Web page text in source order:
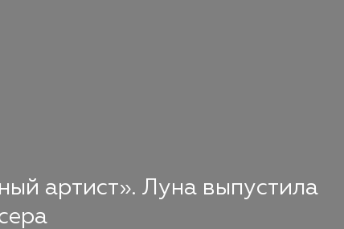
артист». Луна выпустила